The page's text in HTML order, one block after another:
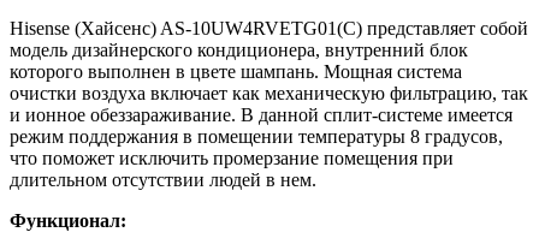
Hisense (Хайсенс) AS-10UW4RVETG01(C) представляет собой
модель дизайнерского кондиционера, внутренний блок
которого выполнен в цвете шампань. Мощная система
очистки воздуха включает как механическую фильтрацию, так
и ионное обеззараживание. В данной сплит-системе имеется
режим поддержания в помещении температуры 8 градусов,
что поможет исключить промерзание помещения при
длительном отсутствии людей в нем.
Функционал: